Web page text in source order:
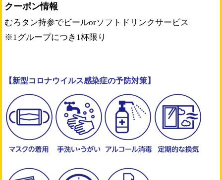
クーポン情報
むろタン持参でビールorソフトドリンクサービス
※1グループにつき1杯限り
【新型コロナウイルス感染症の予防対策】